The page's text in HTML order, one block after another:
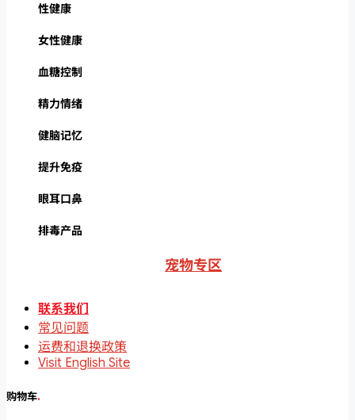
性健康
女性健康
血糖控制
精力情绪
健脑记忆
提升免疫
眼耳口鼻
排毒产品
宠物专区
联系我们
常见问题
运费和退换政策
Visit English Site
购物车.